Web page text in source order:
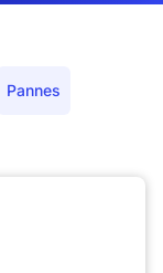
Pannes